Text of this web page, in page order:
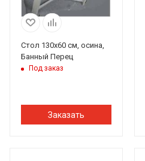
Стол 130х60 см, осина,
Банный Перец
Под заказ
Заказать